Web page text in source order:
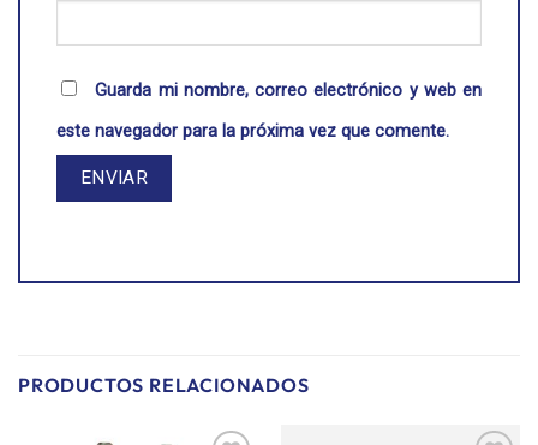
Guarda mi nombre, correo electrónico y web en
este navegador para la próxima vez que comente.
PRODUCTOS RELACIONADOS